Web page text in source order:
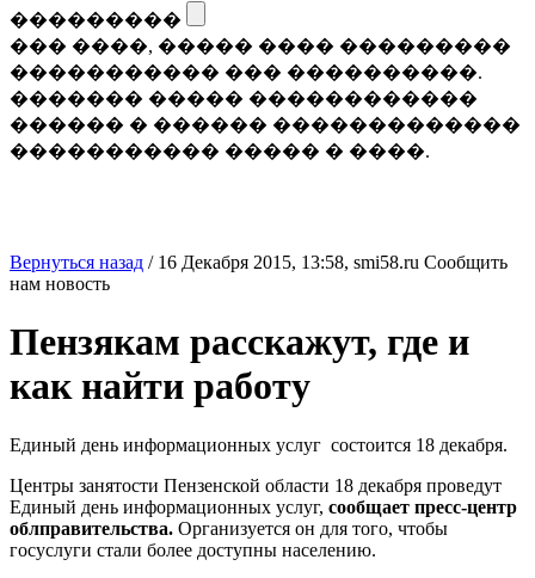
���������
��� ����, ����� ���� ���������
����������� ��� ����������.
������� ����� ������������
������ � ������ �������������
����������� ����� � ����.
Вернуться назад / 16 Декабря 2015, 13:58, smi58.ru Сообщить
нам новость
Пензякам расскажут, где и
как найти работу
Единый день информационных услуг состоится 18 декабря.
Центры занятости Пензенской области 18 декабря проведут
Единый день информационных услуг, сообщает пресс-центр
облправительства. Организуется он для того, чтобы
госуслуги стали более доступны населению.